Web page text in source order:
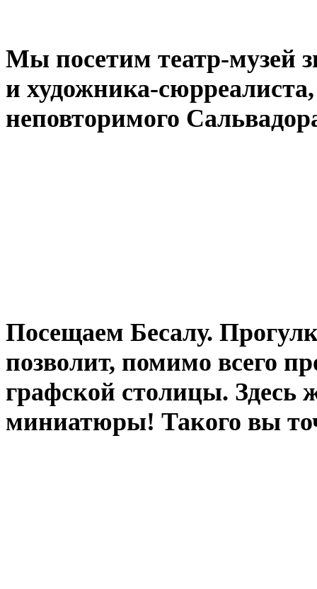
Мы посетим театр-музей
и художника-
неповторимого
Посещаем Бесалу.
позволит, помимо всего
графской столицы. Здесь
миниатюры! Такого вы